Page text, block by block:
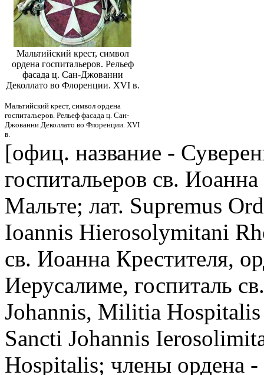
Мальтийский крест, символ
ордена госпитальеров. Рельеф
фасада ц. Сан-Джованни
Деколлато во Флоренции. XVI в.
Мальтийский крест, символ ордена
госпитальеров. Рельеф фасада ц. Сан-
Джованни Деколлато во Флоренции. XVI
в.
[офиц. название -
госпитальеров св.
Мальте; лат. Supremus
Ioannis Hierosolymitani
св. Иоанна Крестителя,
Иерусалиме, госпиталь
Johannis, Militia
Sancti Johannis
Hospitalis; члены ордена